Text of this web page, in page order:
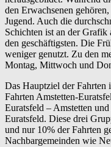
den Erwachsenen
Jugend. Auch die
Schichten ist an der Grafik
den geschäftigsten. Die
weniger genutzt. Zu den
Montag, Mittwoch und
Das Hauptziel der
Fahrten Amstetten-
Euratsfeld – Amstetten
Euratsfeld. Diese drei
und nur 10% der Fahrten
Nachbargemeinden wie